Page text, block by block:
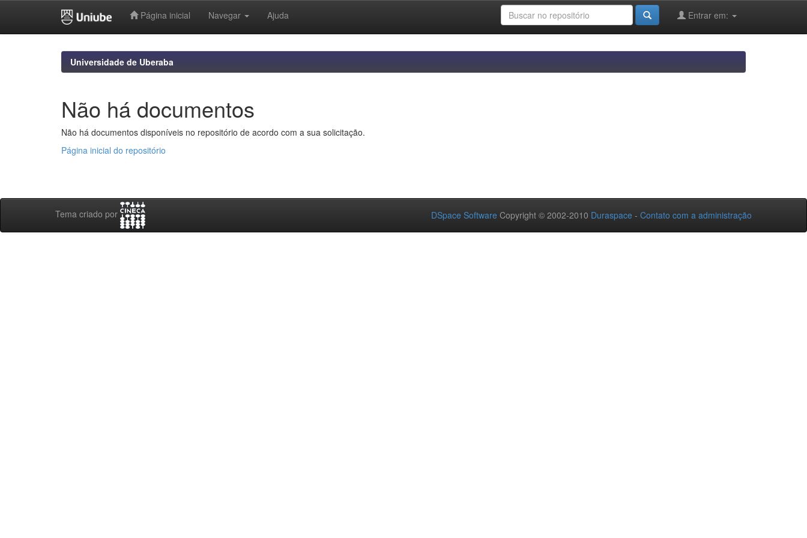
Página inicial Navegar Ajuda Entrar em:
Universidade de Uberaba
Não há documentos
Não há documentos disponíveis no repositório de acordo com a sua solicitação.
Página inicial do repositório
Tema criado por DSpace Software Copyright © 2002-2010 Duraspace - Contato com a administração